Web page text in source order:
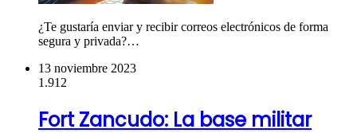
¿Te gustaría enviar y recibir correos electrónicos de forma
segura y privada?…
13 noviembre 2023
1.912
Fort Zancudo: La base militar